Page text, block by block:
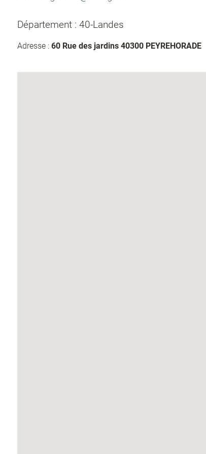
Département : 40-Landes
Adresse : 60 Rue des jardins 40300 PEYREHORADE